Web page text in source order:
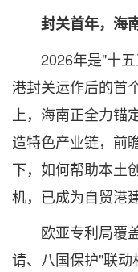
封关首年，海南
2026年是"十五
港封关运作后的首
上，海南正全力锚
造特色产业链，前
下，如何帮助本土
机，已成为自贸港
欧亚专利局覆盖
请、八国保护"联